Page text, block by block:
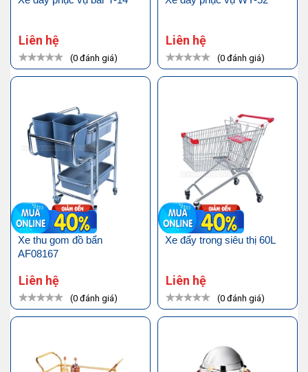
Liên hệ
(0 đánh giá)
Liên hệ
(0 đánh giá)
Xe thu gom đồ bẩn
AF08167
Liên hệ
(0 đánh giá)
Xe đẩy trong siêu thị 60L
Liên hệ
(0 đánh giá)